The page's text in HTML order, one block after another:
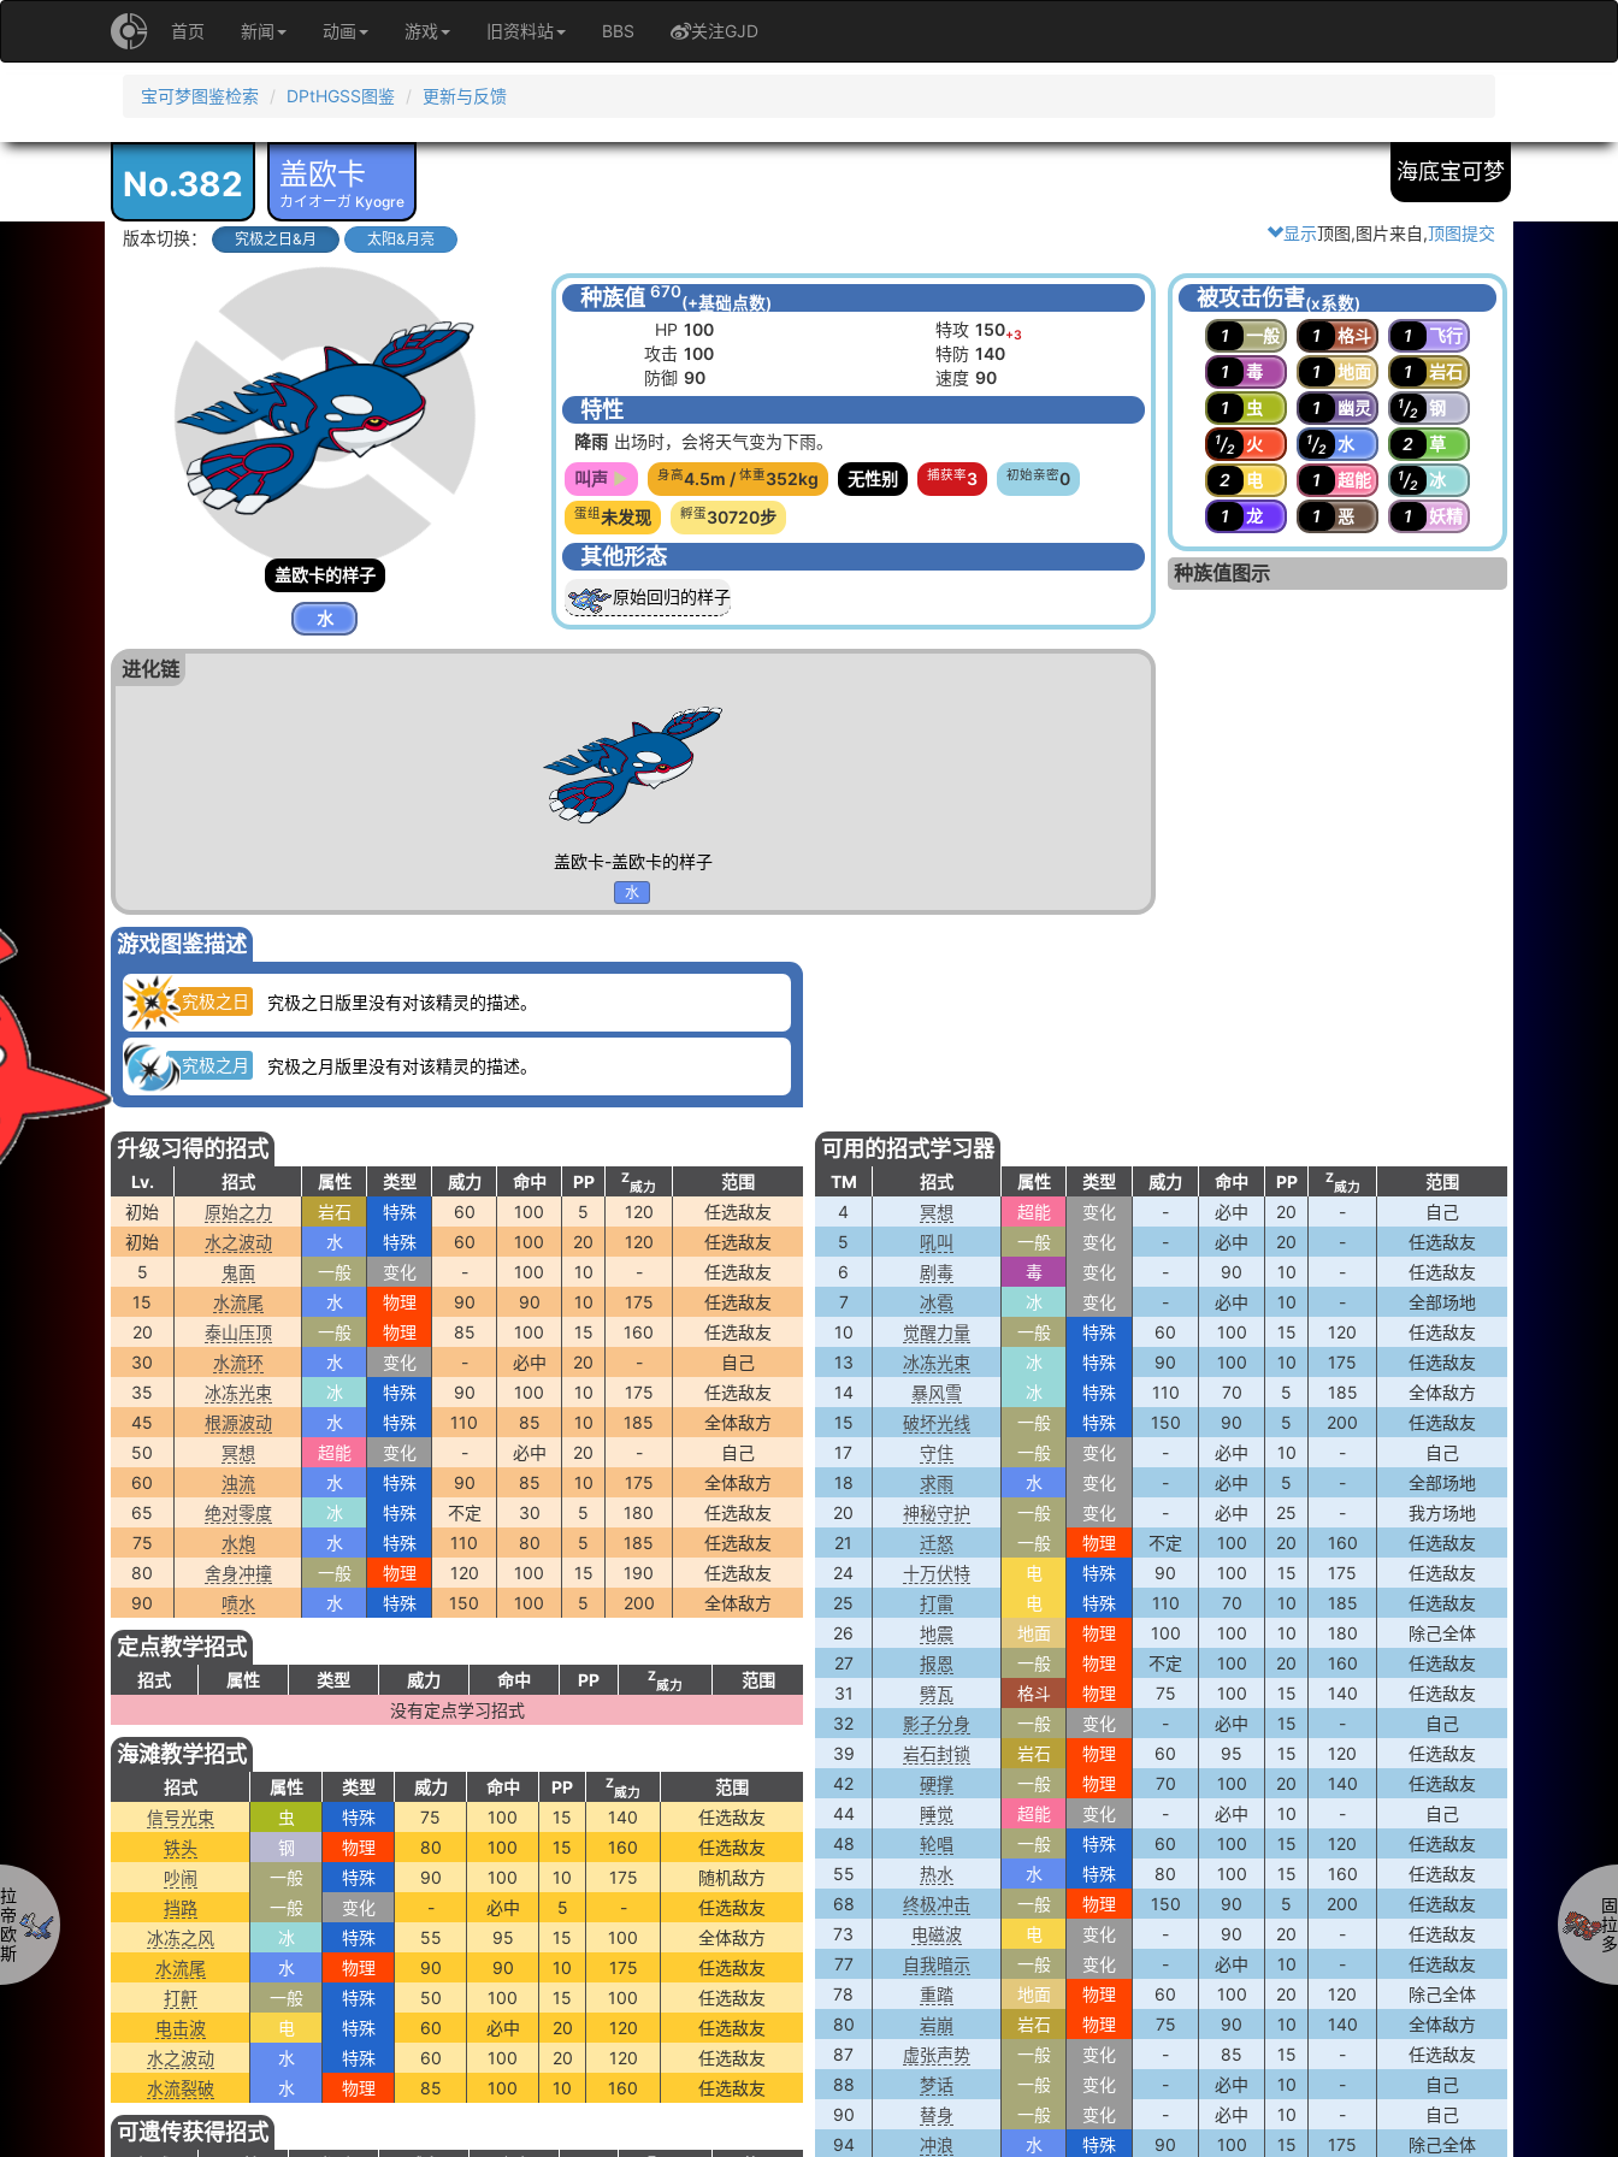
首页 新闻 动画 游戏 旧资料站 BBS 关注GJD
宝可梦图鉴检索 DPtHGSS图鉴 更新与反馈
No.382 盖欧卡
カイオーガ Kyogre
海底宝可梦
显示顶图,图片来自,顶图提交
版本切换： 究极之日&月 太阳&月亮
盖欧卡的样子
水
种族值 670
(+基础点数)
HP 100 特攻 150+3
攻击 100 特防 140
防御 90 速度 90
特性
降雨 出场时，会将天气变为下雨。
叫声
身高4.5m / 体重352kg 无性别 捕获率3 初始亲密0
蛋组未发现 孵蛋30720步
其他形态
原始回归的样子
进化链
盖欧卡-盖欧卡的样子
水
被攻击伤害(x系数)
1 一般 1 格斗 1
飞行
1
毒 1 地面 1
岩石
1
虫 1 幽灵 1/2 钢
1/2 火 1/2 水 2
草
2
电 1 超能 1/2
冰
1
龙 1 恶 1 妖精
种族值图示
游戏图鉴描述
究极之日 究极之日版里没有对该精灵的描述。
究极之月 究极之月版里没有对该精灵的描述。
升级习得的招式
Lv. 招式 属性 类型 威力 命中 PP Z
威力
范围
初始
原始之力 岩石 特殊 60 100 5 120
任选敌友
初始
水之波动 水 特殊 60 100 20 120
任选敌友
5
鬼面 一般 变化 - 100 10 -
任选敌友
15
水流尾 水 物理 90 90 10 175
任选敌友
20
泰山压顶 一般 物理 85 100 15 160
任选敌友
30
水流环 水 变化 - 必中 20 -
自己
35
冰冻光束 冰 特殊 90 100 10 175
任选敌友
45
根源波动 水 特殊 110 85 10 185
全体敌方
50
冥想 超能 变化 - 必中 20 -
自己
60
浊流 水 特殊 90 85 10 175
全体敌方
65
绝对零度 冰 特殊 不定 30 5 180
任选敌友
75
水炮 水 特殊 110 80 5 185
任选敌友
80
舍身冲撞 一般 物理 120 100 15 190
任选敌友
90
喷水 水 特殊 150 100 5 200 全体敌方
可用的招式学习器
TM 招式 属性 类型 威力 命中 PP Z
威力
范围
4
冥想 超能 变化 - 必中 20 -
自己
5
吼叫 一般 变化 - 必中 20 -
任选敌友
6
剧毒 毒 变化 - 90 10 -
任选敌友
7
冰雹 冰 变化 - 必中 10 -
全部场地
10
觉醒力量 一般 特殊 60 100 15 120
任选敌友
13
冰冻光束 冰 特殊 90 100 10 175
任选敌友
14
暴风雪 冰 特殊 110 70 5 185
全体敌方
15
破坏光线 一般 特殊 150 90 5 200
任选敌友
17
守住 一般 变化 - 必中 10 -
自己
18
求雨 水 变化 - 必中 5 -
全部场地
20
神秘守护 一般 变化 - 必中 25 -
我方场地
21
迁怒 一般 物理 不定 100 20 160
任选敌友
24
十万伏特 电 特殊 90 100 15 175
任选敌友
25
打雷 电 特殊 110 70 10 185
任选敌友
26
地震 地面 物理 100 100 10 180
除己全体
27
报恩 一般 物理 不定 100 20 160
任选敌友
31
劈瓦 格斗 物理 75 100 15 140
任选敌友
32
影子分身 一般 变化 - 必中 15 -
自己
39
岩石封锁 岩石 物理 60 95 15 120
任选敌友
42
硬撑 一般 物理 70 100 20 140
任选敌友
44
睡觉 超能 变化 - 必中 10 -
自己
48
轮唱 一般 特殊 60 100 15 120
任选敌友
55
热水 水 特殊 80 100 15 160
任选敌友
68
终极冲击 一般 物理 150 90 5 200
任选敌友
73
电磁波 电 变化 - 90 20 -
任选敌友
77
自我暗示 一般 变化 - 必中 10 -
任选敌友
78
重踏 地面 物理 60 100 20 120
除己全体
80
岩崩 岩石 物理 75 90 10 140
全体敌方
87
虚张声势 一般 变化 - 85 15 -
任选敌友
88
梦话 一般 变化 - 必中 10 -
自己
90
替身 一般 变化 - 必中 10 -
自己
94
冲浪 水 特殊 90 100 15 175 除己全体
定点教学招式
招式 属性 类型 威力 命中 PP Z
威力
范围
没有定点学习招式
海滩教学招式
招式 属性 类型 威力 命中 PP Z
威力
范围
信号光束
虫 特殊 75 100 15 140
任选敌友
铁头
钢 物理 80 100 15 160
任选敌友
吵闹
一般 特殊 90 100 10 175
随机敌方
挡路
一般 变化 - 必中 5 -
任选敌友
冰冻之风
冰 特殊 55 95 15 100
全体敌方
水流尾
水 物理 90 90 10 175
任选敌友
打鼾
一般 特殊 50 100 15 100
任选敌友
电击波
电 特殊 60 必中 20 120
任选敌友
水之波动
水 特殊 60 100 20 120
任选敌友
水流裂破
水 物理 85 100 10 160 任选敌友
可遗传获得招式
拉
帝
欧
斯
固
拉
多